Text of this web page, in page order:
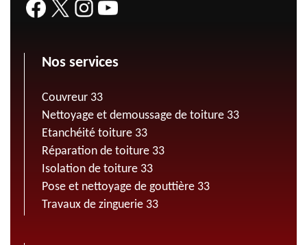
Nos services
Couvreur 33
Nettoyage et demoussage de toiture 33
Etanchéité toiture 33
Réparation de toiture 33
Isolation de toiture 33
Pose et nettoyage de gouttière 33
Travaux de zinguerie 33